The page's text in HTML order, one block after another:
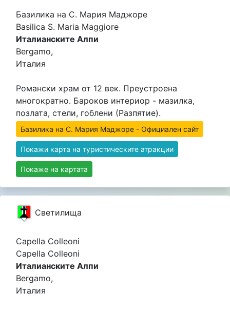
Базилика на С. Мария Маджоре
Basilica S. Maria Maggiore
Италианските Алпи
Bergamo,
Италия
Романски храм от 12 век. Преустроена
многократно. Бароков интериор - мазилка,
позлата, стели, гоблени (Разпятие).
Базилика на С. Мария Маджоре - Официален сайт
Покажи карта на туристическите атракции
Покаже на картата
Светилища
Capella Colleoni
Capella Colleoni
Италианските Алпи
Bergamo,
Италия